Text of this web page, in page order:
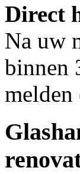
Direct
Na uw
binnen
melden